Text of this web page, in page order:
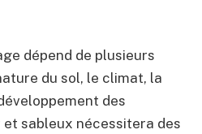
dépend de plusieurs
du sol, le climat, la
des
sableux nécessitera des